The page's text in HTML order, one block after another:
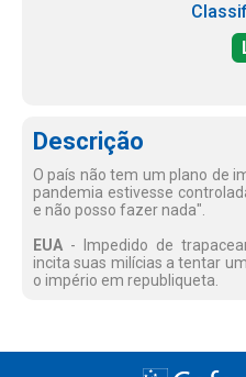
Descrição
O país não tem um plano de
pandemia estivesse
e não posso fazer nada".
EUA - Impedido de
incita suas milícias a tentar
o império em republiqueta.